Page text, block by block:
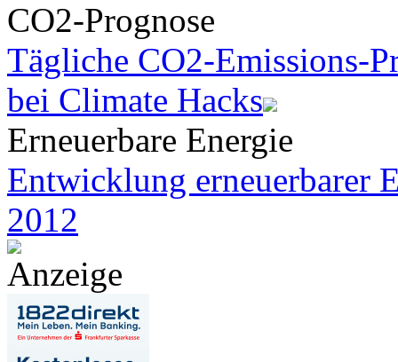
CO2-Prognose
Tägliche CO2-Emissions-
bei Climate Hacks
Erneuerbare Energie
Entwicklung erneuerbarer
2012
Anzeige